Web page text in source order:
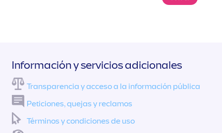
Información y servicios adicionales
Transparencia y acceso a la información pública
Peticiones, quejas y reclamos
Términos y condiciones de uso